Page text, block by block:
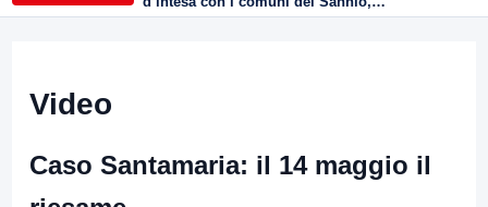
firmato il protocollo con Arpaise
Video
Caso Santamaria: il 14 maggio il